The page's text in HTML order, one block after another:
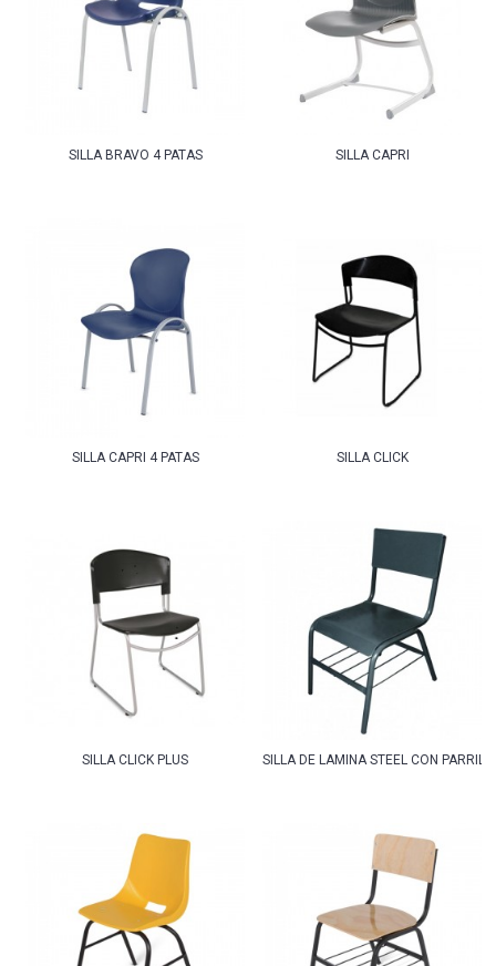
SILLA BRAVO 4 PATAS SILLA CAPRI
SILLA CAPRI 4 PATAS SILLA CLICK
SILLA CLICK PLUS SILLA DE LAMINA STEEL CON